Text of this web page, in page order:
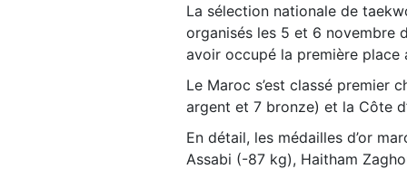
La sélection nationale de
organisés les 5 et 6 novembre
avoir occupé la première place
Le Maroc s’est classé premier
argent et 7 bronze) et la Côte
En détail, les médailles d’or
Assabi (-87 kg), Haitham